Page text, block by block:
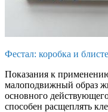
Фестал: коробка и
Показания к применению
малоподвижный образ
основного
способен расщеплять